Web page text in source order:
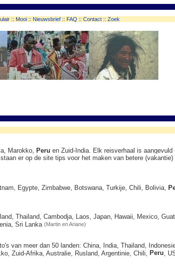
:: Mooi:: Nieuwsbrief:: FAQ :: Contact:: Zoek
Marokko, Peru en Zuid-India. Elk reisverhaal is aangevuld
er op de site tips voor het maken van betere (vakantie)
Egypte, Zimbabwe, Botswana, Turkije, Chili, Bolivia,
Thailand, Cambodja, Laos, Japan, Hawaii, Mexico,
Sri Lanka (Martin en Ariane)
van meer dan 50 landen: China, India, Thailand,
Zuid-Afrika, Australie, Rusland, Argentinie, Chili, Peru ,